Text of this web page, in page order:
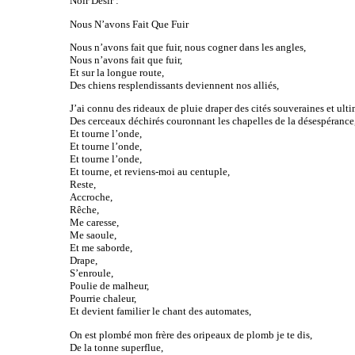
Nous N’avons Fait Que Fuir
Nous n’avons fait que fuir, nous cogner dans les angles,
Nous n’avons fait que fuir,
Et sur la longue route,
Des chiens resplendissants deviennent nos alliés,
J’ai connu des rideaux de pluie draper des cités souveraines et
Des cerceaux déchirés couronnant les chapelles de la
Et tourne l’onde,
Et tourne l’onde,
Et tourne l’onde,
Et tourne, et reviens-moi au centuple,
Reste,
Accroche,
Rêche,
Me caresse,
Me saoule,
Et me saborde,
Drape,
S’enroule,
Poulie de malheur,
Pourrie chaleur,
Et devient familier le chant des automates,
On est plombé mon frère des oripeaux de plomb je te dis,
De la tonne superflue,